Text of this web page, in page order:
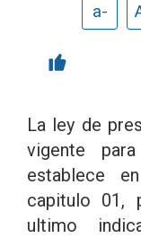
a-
La ley de
vigente
establece
capitulo 01,
ultimo